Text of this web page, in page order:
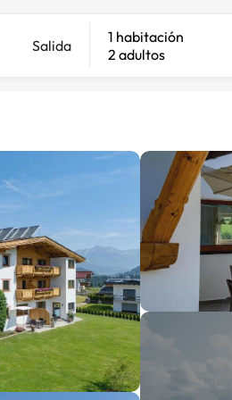
Salida
1 habitación
2 adultos